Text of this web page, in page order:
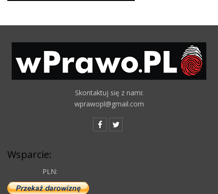
Skontaktuj się z nami:
wprawopl@gmail.com
Wsparcie:
PLN: